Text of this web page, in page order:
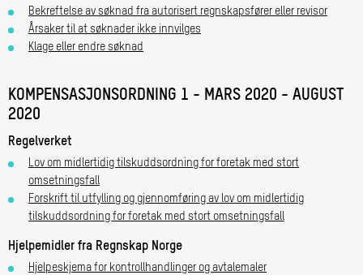
Bekreftelse av søknad fra autorisert regnskapsfører eller revisor
Årsaker til at søknader ikke innvilges
Klage eller endre søknad
KOMPENSASJONSORDNING 1 - MARS 2020 - AUGUST
2020
Regelverket
Lov om midlertidig tilskuddsordning for foretak med stort
omsetningsfall
Forskrift til utfylling og gjennomføring av lov om midlertidig
tilskuddsordning for foretak med stort omsetningsfall
Hjelpemidler fra Regnskap Norge
Hjelpeskjema for kontrollhandlinger og avtalemaler